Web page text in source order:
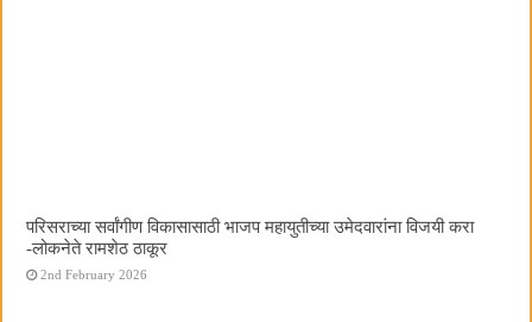
परिसराच्या सर्वांगीण विकासासाठी भाजप महायुतीच्या उमेदवारांना विजयी करा
-लोकनेते रामशेठ ठाकूर
2nd February 2026